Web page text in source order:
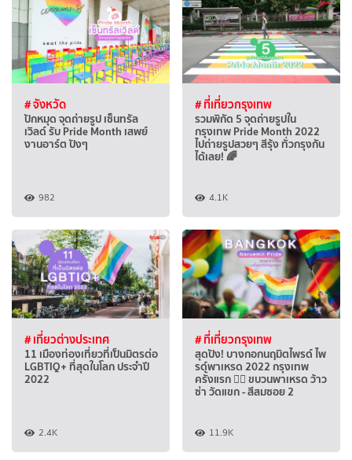
# จังหวัด
ปักหมุด จุดถ่ายรูป เซ็นทรัล
เวิลด์ รับ Pride Month เสพย์
งานอาร์ต ปังๆ
982
# ที่เที่ยวกรุงเทพ
รวมพิกัด 5 จุดถ่ายรูปใน
กรุงเทพ Pride Month 2022
ไปถ่ายรูปสวยๆ สีรุ้ง ทั่วกรุงกัน
ได้เลย! 🌈
4.1K
# เที่ยวต่างประเทศ
11 เมืองท่องเที่ยวที่เป็นมิตรต่อ
LGBTIQ+ ที่สุดในโลก ประจำปี
2022
2.4K
# ที่เที่ยวกรุงเทพ
สุดปัง! บางกอกนฤมิตไพรด์ ไพ
รด์พาเหรด 2022 กรุงเทพ
ครั้งแรก 🏳️‍🌈 ขบวนพาเหรด ว้าว
ซ่า วัดแขก - สีสมซอย 2
11.9K